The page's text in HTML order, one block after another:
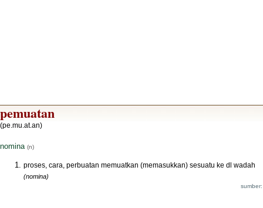
pemuatan
(pe.mu.at.an)
nomina (n)
proses, cara, perbuatan memuatkan (memasukkan) sesuatu ke dl wadah
(nomina)